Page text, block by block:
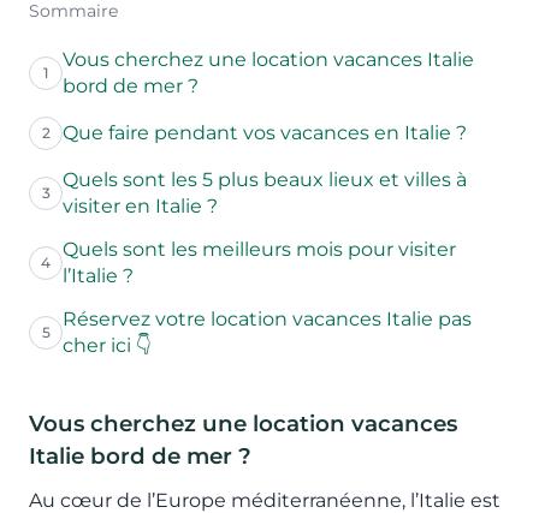
Sommaire
1
Vous cherchez une location vacances Italie
bord de mer ?
2 Que faire pendant vos vacances en Italie ?
3
Quels sont les 5 plus beaux lieux et villes à
visiter en Italie ?
4
Quels sont les meilleurs mois pour visiter
l’Italie ?
5
Réservez votre location vacances Italie pas
cher ici 👇
Vous cherchez une location vacances
Italie bord de mer ?
Au cœur de l’Europe méditerranéenne, l’Italie est